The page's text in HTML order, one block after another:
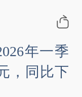
年一季
，同比下